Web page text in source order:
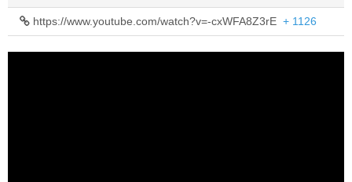
https://www.youtube.com/watch?v=-cxWFA8Z3rE + 1126